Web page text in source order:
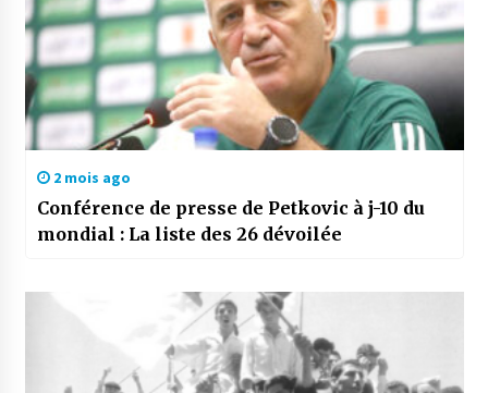
2 mois ago
Conférence de presse de Petkovic à j-10 du
mondial : La liste des 26 dévoilée